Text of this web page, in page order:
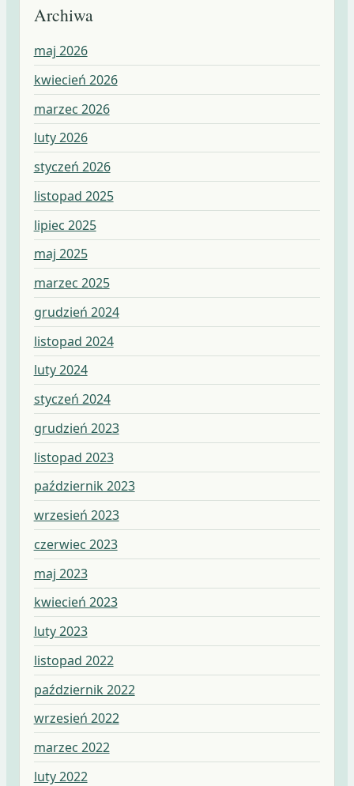
Archiwa
maj 2026
kwiecień 2026
marzec 2026
luty 2026
styczeń 2026
listopad 2025
lipiec 2025
maj 2025
marzec 2025
grudzień 2024
listopad 2024
luty 2024
styczeń 2024
grudzień 2023
listopad 2023
październik 2023
wrzesień 2023
czerwiec 2023
maj 2023
kwiecień 2023
luty 2023
listopad 2022
październik 2022
wrzesień 2022
marzec 2022
luty 2022